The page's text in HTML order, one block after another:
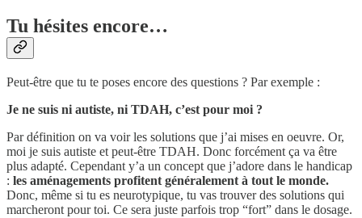
Tu hésites encore…
Peut-être que tu te poses encore des questions ? Par exemple :
Je ne suis ni autiste, ni TDAH, c’est pour moi ?
Par définition on va voir les solutions que j’ai mises en oeuvre. Or,
moi je suis autiste et peut-être TDAH. Donc forcément ça va être
plus adapté. Cependant y’a un concept que j’adore dans le handicap
: les aménagements profitent généralement à tout le monde.
Donc, même si tu es neurotypique, tu vas trouver des solutions qui
marcheront pour toi. Ce sera juste parfois trop “fort” dans le dosage.